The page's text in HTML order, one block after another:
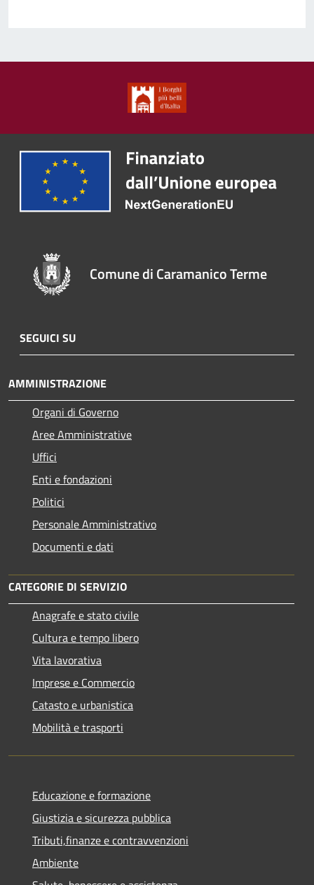
Comune di Caramanico Terme
SEGUICI SU
AMMINISTRAZIONE
Organi di Governo
Aree Amministrative
Uffici
Enti e fondazioni
Politici
Personale Amministrativo
Documenti e dati
CATEGORIE DI SERVIZIO
Anagrafe e stato civile
Cultura e tempo libero
Vita lavorativa
Imprese e Commercio
Catasto e urbanistica
Mobilità e trasporti
Educazione e formazione
Giustizia e sicurezza pubblica
Tributi,finanze e contravvenzioni
Ambiente